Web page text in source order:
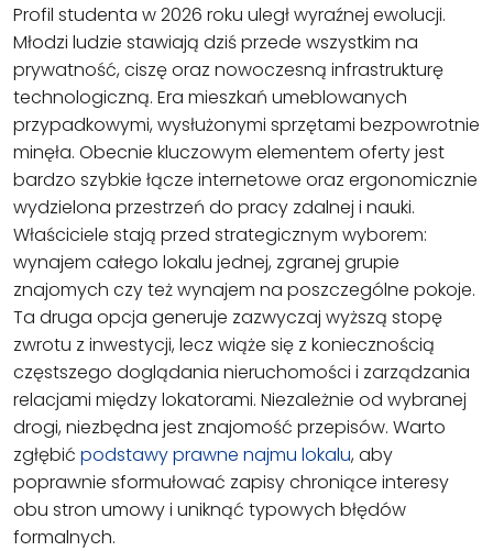
Profil studenta w 2026 roku uległ wyraźnej ewolucji.
Młodzi ludzie stawiają dziś przede wszystkim na
prywatność, ciszę oraz nowoczesną infrastrukturę
technologiczną. Era mieszkań umeblowanych
przypadkowymi, wysłużonymi sprzętami bezpowrotnie
minęła. Obecnie kluczowym elementem oferty jest
bardzo szybkie łącze internetowe oraz ergonomicznie
wydzielona przestrzeń do pracy zdalnej i nauki.
Właściciele stają przed strategicznym wyborem:
wynajem całego lokalu jednej, zgranej grupie
znajomych czy też wynajem na poszczególne pokoje.
Ta druga opcja generuje zazwyczaj wyższą stopę
zwrotu z inwestycji, lecz wiąże się z koniecznością
częstszego doglądania nieruchomości i zarządzania
relacjami między lokatorami. Niezależnie od wybranej
drogi, niezbędna jest znajomość przepisów. Warto
zgłębić podstawy prawne najmu lokalu, aby
poprawnie sformułować zapisy chroniące interesy
obu stron umowy i uniknąć typowych błędów
formalnych.